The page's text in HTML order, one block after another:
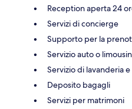
Reception aperta 24
Servizi di concierge
Supporto per la
Servizio auto o
Servizio di lavanderia
Deposito bagagli
Servizi per matrimoni